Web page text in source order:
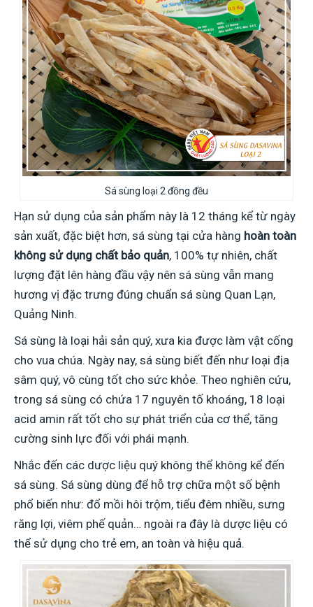
Sá sùng loại 2 đồng đều
Hạn sử dụng của sản phẩm này là 12 tháng kể từ ngày
sản xuất, đặc biệt hơn, sá sùng tại cửa hàng hoàn toàn
không sử dụng chất bảo quản, 100% tự nhiên, chất
lượng đặt lên hàng đầu vậy nên sá sùng vẫn mang
hương vị đặc trưng đúng chuẩn sá sùng Quan Lạn,
Quảng Ninh.
Sá sùng là loại hải sản quý, xưa kia được làm vật cống
cho vua chúa. Ngày nay, sá sùng biết đến như loại địa
sâm quý, vô cùng tốt cho sức khỏe. Theo nghiên cứu,
trong sá sùng có chứa 17 nguyên tố khoáng, 18 loại
acid amin rất tốt cho sự phát triển của cơ thể, tăng
cường sinh lực đối với phái mạnh.
Nhắc đến các dược liệu quý không thể không kể đến
sá sùng. Sá sùng dùng để hỗ trợ chữa một số bệnh
phổ biến như: đổ mồi hôi trộm, tiểu đêm nhiều, sưng
răng lợi, viêm phế quản… ngoài ra đây là dược liệu có
thể sử dụng cho trẻ em, an toàn và hiệu quả.